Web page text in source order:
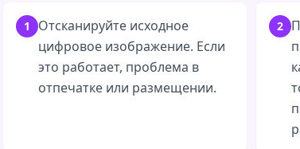
1
Отсканируйте исходное
цифровое изображение. Если
это работает, проблема в
отпечатке или размещении.
2